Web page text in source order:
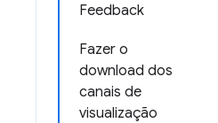
Feedback
Fazer o
download dos
canais de
visualização